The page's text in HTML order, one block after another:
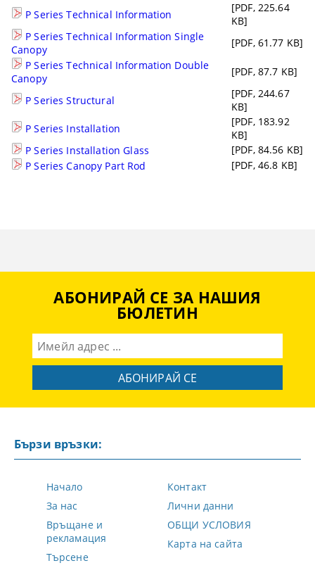
P Series Technical Information
[PDF, 225.64
KB]
P Series Technical Information Single
Canopy
[PDF, 61.77 KB]
P Series Technical Information Double
Canopy
[PDF, 87.7 KB]
P Series Structural
[PDF, 244.67
KB]
P Series Installation
[PDF, 183.92
KB]
P Series Installation Glass
[PDF, 84.56 KB]
P Series Canopy Part Rod
[PDF, 46.8 KB]
АБОНИРАЙ СЕ ЗА НАШИЯ
БЮЛЕТИН
Бързи връзки:
Начало
За нас
Връщане и
рекламация
Търсене
Контакт
Лични данни
ОБЩИ УСЛОВИЯ
Карта на сайта